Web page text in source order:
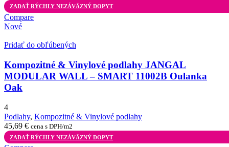
ZADAŤ RÝCHLY NEZÁVÄZNÝ DOPYT
Compare
Nové
Pridať do obľúbených
Kompozitné & Vinylové podlahy JANGAL
MODULAR WALL – SMART 11002B Oulanka
Oak
4
Podlahy, Kompozitné & Vinylové podlahy
45,69 € cena s DPH/m2
ZADAŤ RÝCHLY NEZÁVÄZNÝ DOPYT